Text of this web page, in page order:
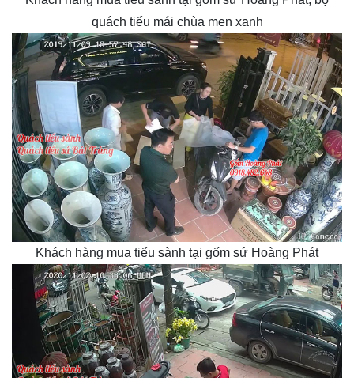
quách tiểu mái chùa men xanh
Khách hàng mua tiểu sành tại gốm sứ Hoàng Phát